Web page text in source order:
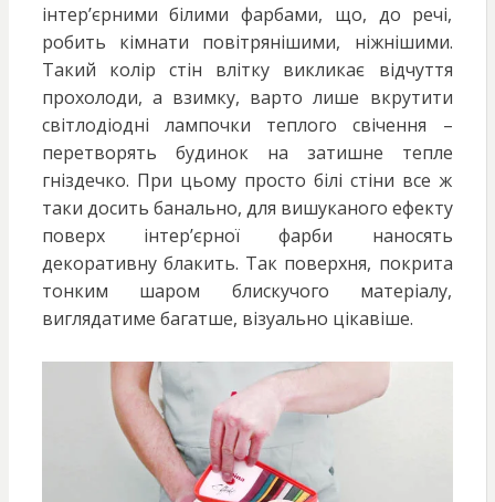
інтер’єрними білими фарбами, що, до речі,
робить кімнати повітрянішими, ніжнішими.
Такий колір стін влітку викликає відчуття
прохолоди, а взимку, варто лише вкрутити
світлодіодні лампочки теплого свічення –
перетворять будинок на затишне тепле
гніздечко. При цьому просто білі стіни все ж
таки досить банально, для вишуканого ефекту
поверх інтер’єрної фарби наносять
декоративну блакить. Так поверхня, покрита
тонким шаром блискучого матеріалу,
виглядатиме багатше, візуально цікавіше.